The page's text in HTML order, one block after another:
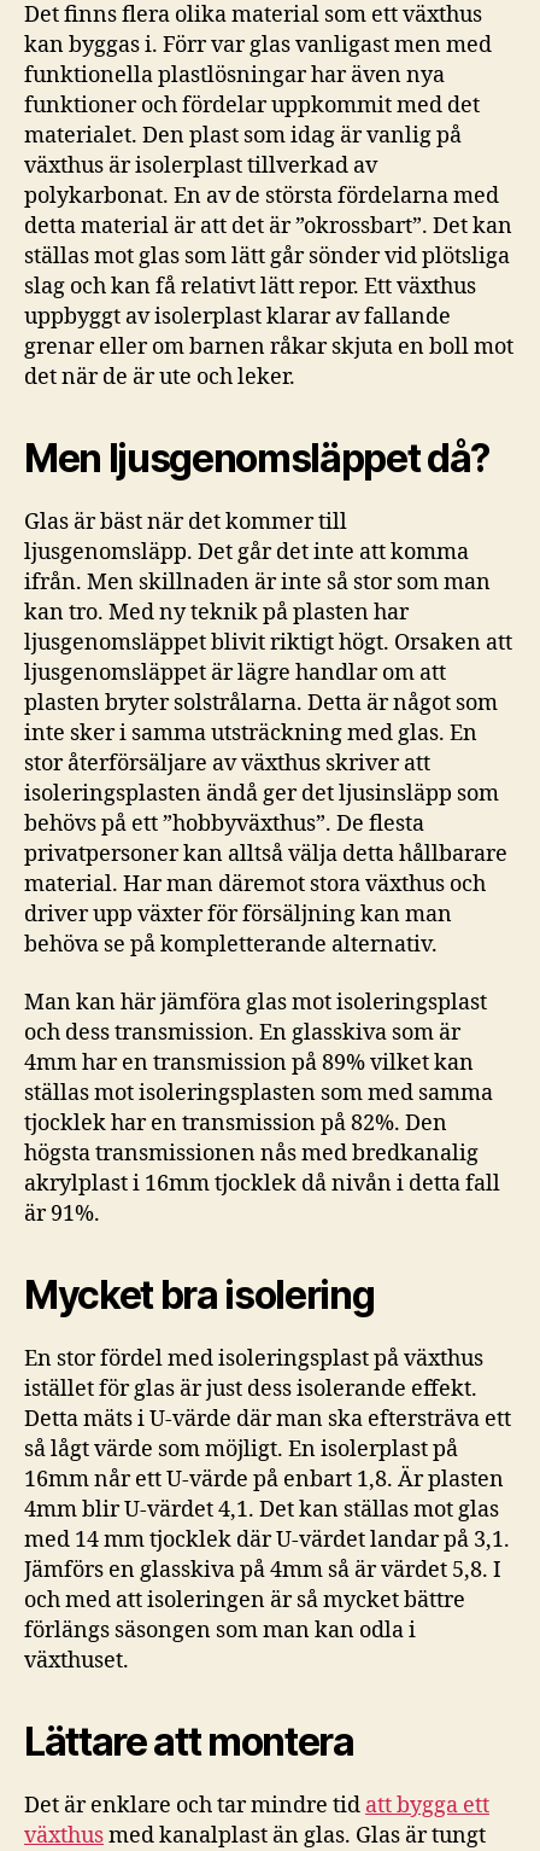
Det finns flera olika material som ett växthus
kan byggas i. Förr var glas vanligast men med
funktionella plastlösningar har även nya
funktioner och fördelar uppkommit med det
materialet. Den plast som idag är vanlig på
växthus är isolerplast tillverkad av
polykarbonat. En av de största fördelarna med
detta material är att det är ”okrossbart”. Det kan
ställas mot glas som lätt går sönder vid plötsliga
slag och kan få relativt lätt repor. Ett växthus
uppbyggt av isolerplast klarar av fallande
grenar eller om barnen råkar skjuta en boll mot
det när de är ute och leker.
Men ljusgenomsläppet då?
Glas är bäst när det kommer till
ljusgenomsläpp. Det går det inte att komma
ifrån. Men skillnaden är inte så stor som man
kan tro. Med ny teknik på plasten har
ljusgenomsläppet blivit riktigt högt. Orsaken att
ljusgenomsläppet är lägre handlar om att
plasten bryter solstrålarna. Detta är något som
inte sker i samma utsträckning med glas. En
stor återförsäljare av växthus skriver att
isoleringsplasten ändå ger det ljusinsläpp som
behövs på ett ”hobbyväxthus”. De flesta
privatpersoner kan alltså välja detta hållbarare
material. Har man däremot stora växthus och
driver upp växter för försäljning kan man
behöva se på kompletterande alternativ.
Man kan här jämföra glas mot isoleringsplast
och dess transmission. En glasskiva som är
4mm har en transmission på 89% vilket kan
ställas mot isoleringsplasten som med samma
tjocklek har en transmission på 82%. Den
högsta transmissionen nås med bredkanalig
akrylplast i 16mm tjocklek då nivån i detta fall
är 91%.
Mycket bra isolering
En stor fördel med isoleringsplast på växthus
istället för glas är just dess isolerande effekt.
Detta mäts i U-värde där man ska eftersträva ett
så lågt värde som möjligt. En isolerplast på
16mm når ett U-värde på enbart 1,8. Är plasten
4mm blir U-värdet 4,1. Det kan ställas mot glas
med 14 mm tjocklek där U-värdet landar på 3,1.
Jämförs en glasskiva på 4mm så är värdet 5,8. I
och med att isoleringen är så mycket bättre
förlängs säsongen som man kan odla i
växthuset.
Lättare att montera
Det är enklare och tar mindre tid att bygga ett
växthusmed kanalplast än glas. Glas är tungt